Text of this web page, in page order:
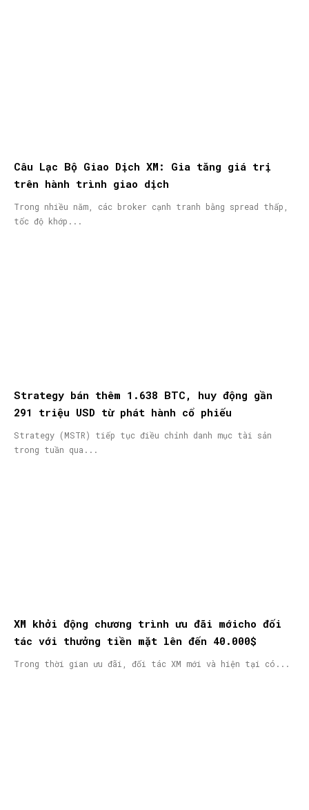
Câu Lạc Bộ Giao Dịch XM: Gia tăng giá trị
trên hành trình giao dịch
Trong nhiều năm, các broker cạnh tranh bằng spread thấp,
tốc độ khớp...
Strategy bán thêm 1.638 BTC, huy động gần
291 triệu USD từ phát hành cổ phiếu
Strategy (MSTR) tiếp tục điều chỉnh danh mục tài sản
trong tuần qua...
XM khởi động chương trình ưu đãi mớicho đối
tác với thưởng tiền mặt lên đến 40.000$
Trong thời gian ưu đãi, đối tác XM mới và hiện tại có...